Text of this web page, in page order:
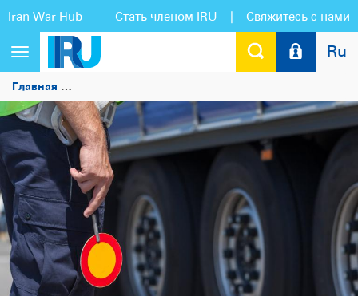
Iran War Hub Стать членом IRU | Свяжитесь с нами
Переключить
навигацию
Ru
Главная